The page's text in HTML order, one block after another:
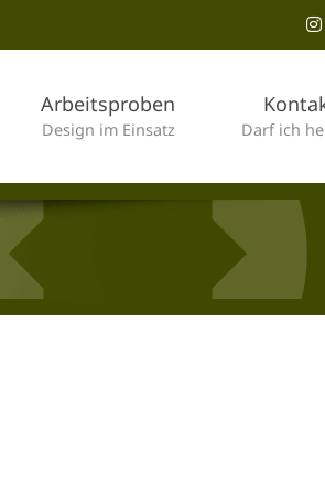
Arbeitsproben
Design im Einsatz Darf ich